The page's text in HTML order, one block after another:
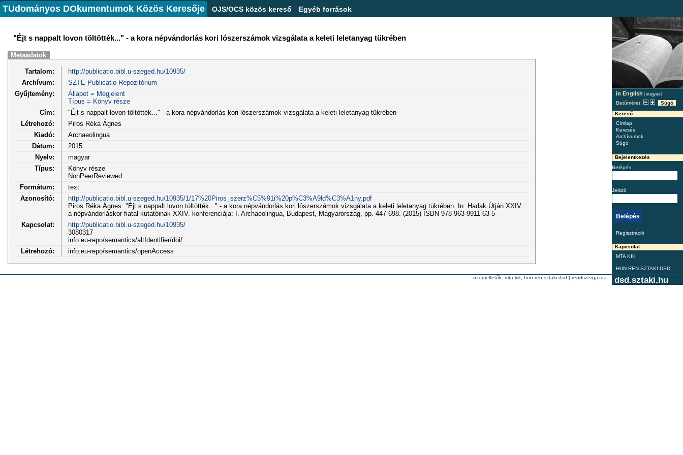
TUdományos DOkumentumok Közös Keresője OJS/OCS közös kereső Egyéb források
in English | magyarul
Betűméret:
Súgó
Kereső
Címlap
Keresés
Archívumok
Súgó
Bejelentkezés
Belépés
Jelszó
Regisztráció
Kapcsolat
MTA KIK
HUN-REN SZTAKI DSD
"Éjt s nappalt lovon töltötték..." - a kora népvándorlás kori lószerszámok vizsgálata a keleti leletanyag tükrében
Metaadatok
Tartalom:
http://publicatio.bibl.u-szeged.hu/10935/
Archívum:
SZTE Publicatio Repozitórium
Gyűjtemény:
Állapot = Megjelent
Típus = Könyv része
Cím:
"Éjt s nappalt lovon töltötték..." - a kora népvándorlás kori lószerszámok vizsgálata a keleti leletanyag tükrében
Létrehozó:
Piros Réka Ágnes
Kiadó:
Archaeolingua
Dátum:
2015
Nyelv:
magyar
Típus:
Könyv része
NonPeerReviewed
Formátum:
text
Azonosító:
http://publicatio.bibl.u-szeged.hu/10935/1/17%20Piros_szerz%C5%91i%20p%C3%A9ld%C3%A1ny.pdf
Piros Réka Ágnes: "Éjt s nappalt lovon töltötték..." - a kora népvándorlás kori lószerszámok vizsgálata a keleti leletanyag tükrében. In: Hadak Útján XXIV. :
a népvándorláskor fiatal kutatóinak XXIV. konferenciája: I. Archaeolingua, Budapest, Magyarország, pp. 447-698. (2015) ISBN 978-963-9911-63-5
Kapcsolat:
http://publicatio.bibl.u-szeged.hu/10935/
3080317
info:eu-repo/semantics/altIdentifier/doi/
Létrehozó:
info:eu-repo/semantics/openAccess
dsd.sztaki.hu
üzemeltetők: mta kik hun-ren sztaki dsd | rendszergazda